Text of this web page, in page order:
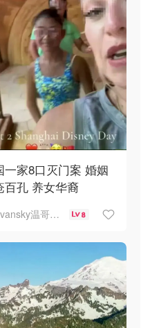
一家8口灭门案 婚姻
百孔 养女华裔
vansky温哥华天空 8